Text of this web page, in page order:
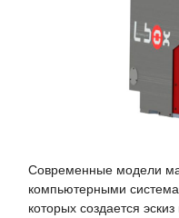
Современные модели
компьютерными
которых создается